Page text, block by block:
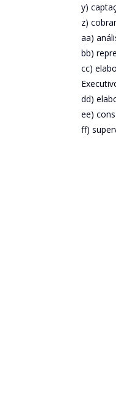
y)
z)
aa)
bb)
cc)
dd)
ee)
ff)